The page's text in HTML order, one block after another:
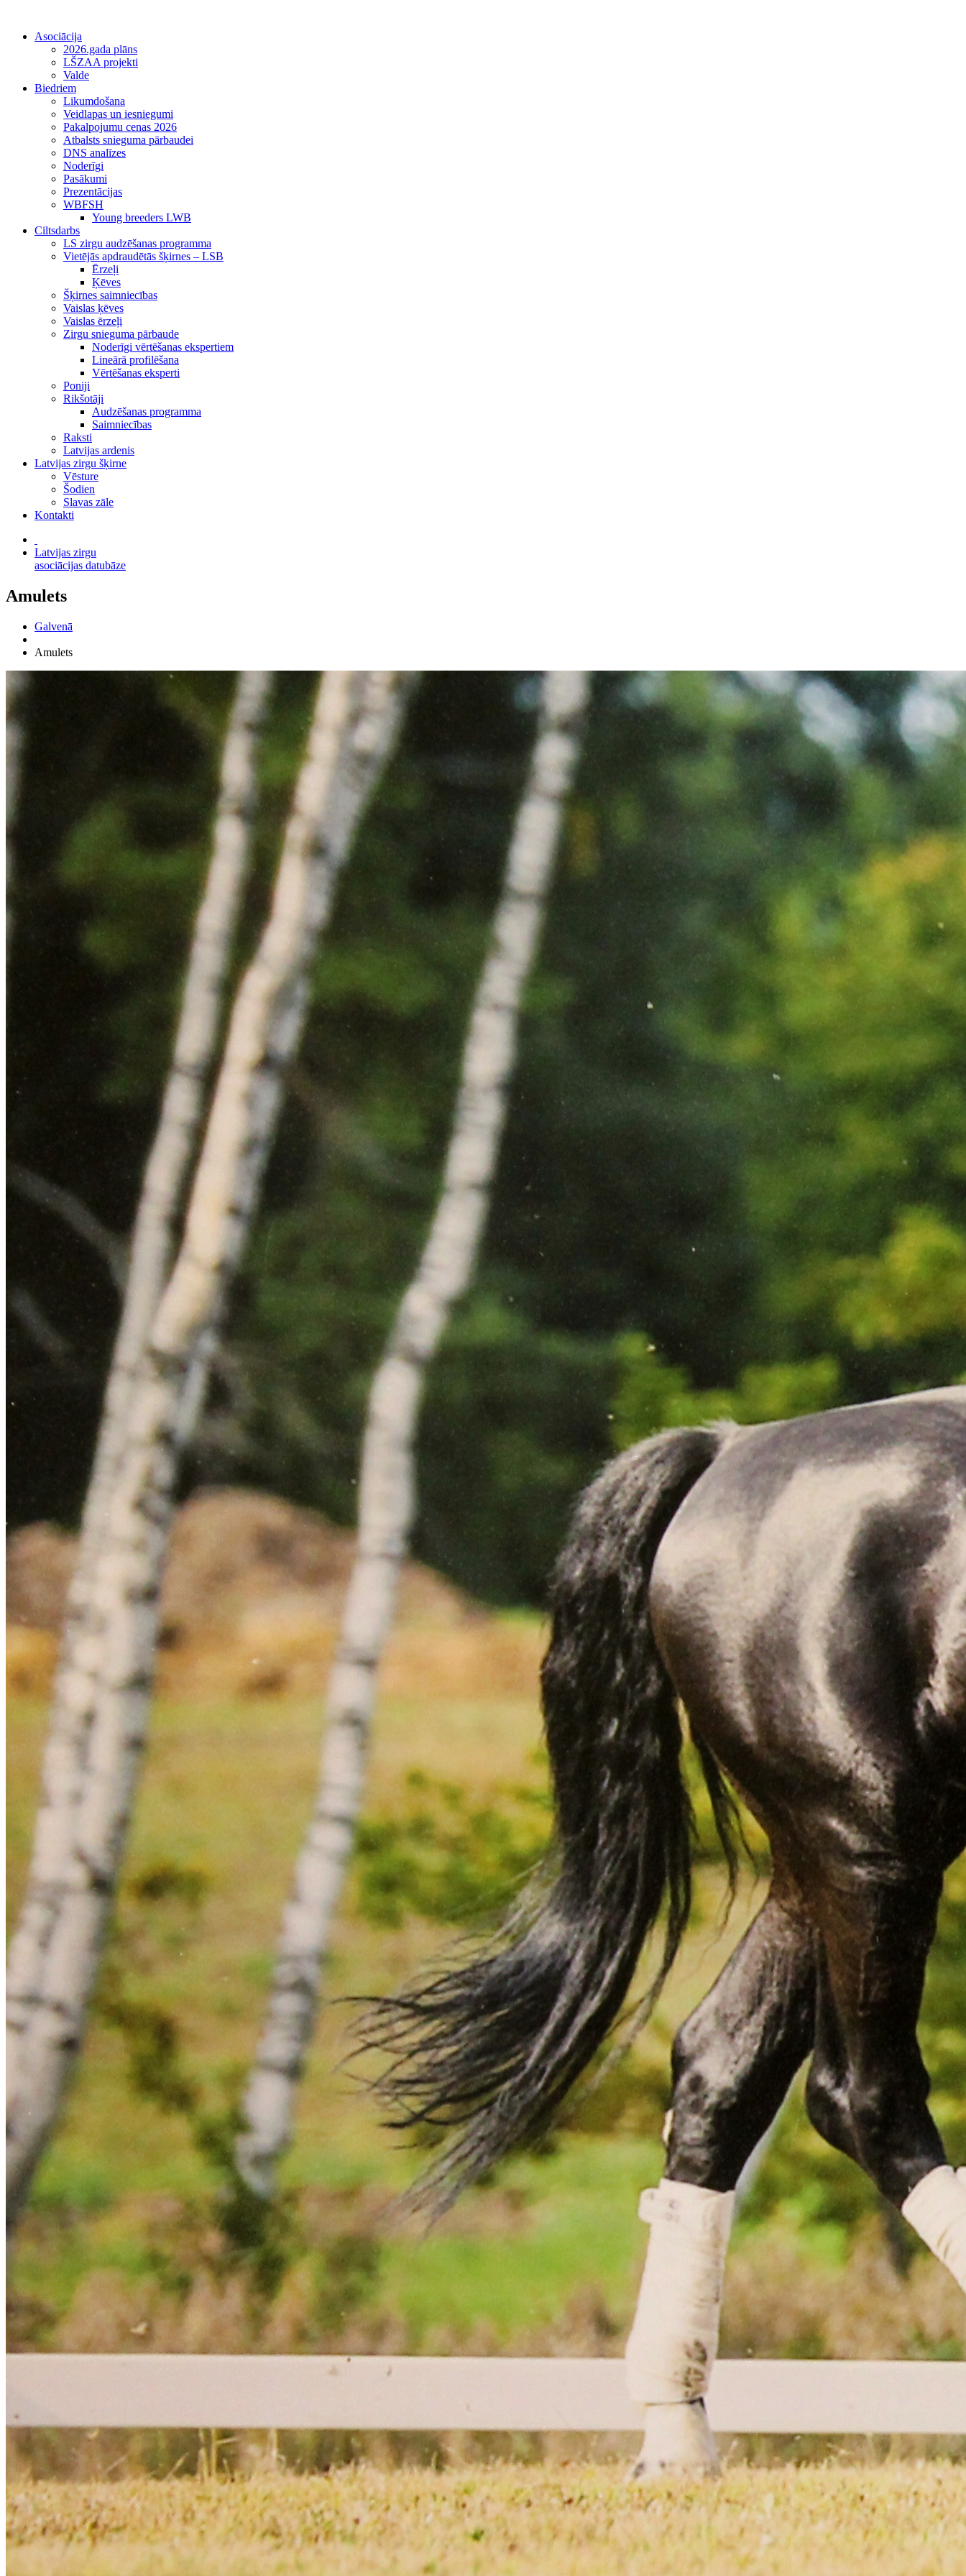
Asociācija
2026.gada plāns
LŠZAA projekti
Valde
Biedriem
Likumdošana
Veidlapas un iesniegumi
Pakalpojumu cenas 2026
Atbalsts snieguma pārbaudei
DNS analīzes
Noderīgi
Pasākumi
Prezentācijas
WBFSH
Young breeders LWB
Ciltsdarbs
LS zirgu audzēšanas programma
Vietējās apdraudētās šķirnes – LSB
Ērzeļi
Ķēves
Šķirnes saimniecības
Vaislas ķēves
Vaislas ērzeļi
Zirgu snieguma pārbaude
Noderīgi vērtēšanas ekspertiem
Lineārā profilēšana
Vērtēšanas eksperti
Poniji
Rikšotāji
Audzēšanas programma
Saimniecības
Raksti
Latvijas ardenis
Latvijas zirgu šķirne
Vēsture
Šodien
Slavas zāle
Kontakti
Latvijas zirgu
asociācijas datubāze
Amulets
Galvenā
Amulets